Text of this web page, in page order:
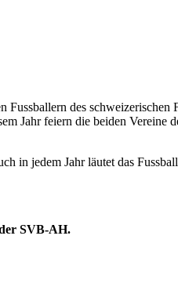
Fussballern des schweizerischen
Jahr feiern die beiden Vereine
in jedem Jahr läutet das
SVB-AH.